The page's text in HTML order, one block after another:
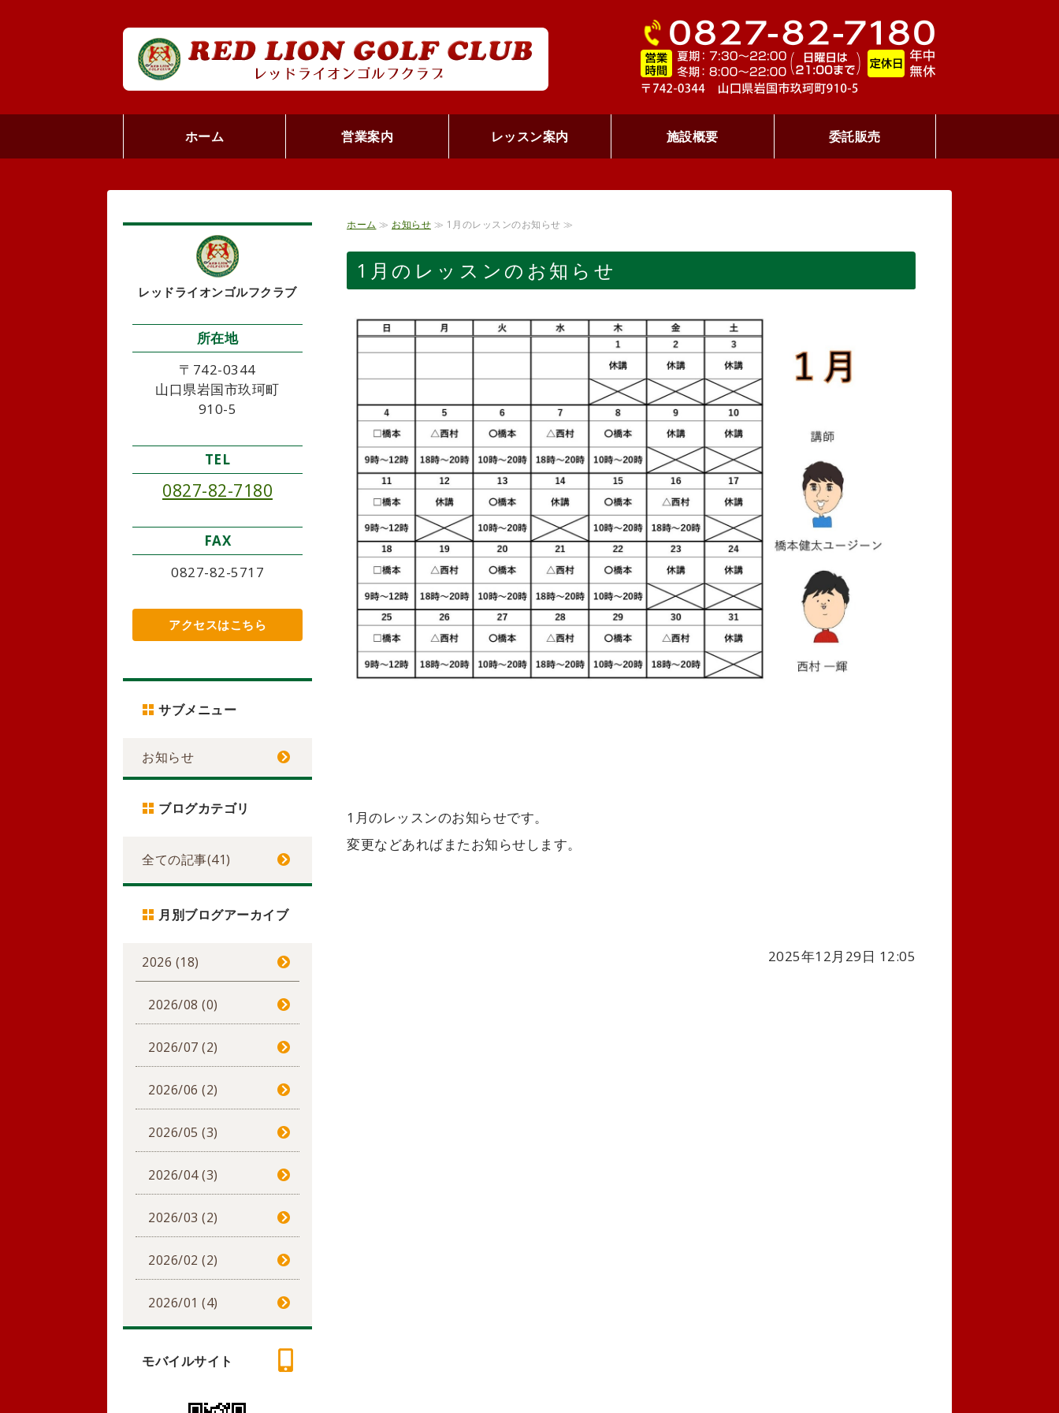
RED LION GOLF CLUB レッドライオンゴル
ホーム 営業案内 レッスン案内 施設概要 委託販売
ホーム ≫ お知らせ ≫ 1月のレッスンのお知らせ ≫
1月のレッスンのお知らせ
1月のレッスンのお知らせです。
変更などあればまたお知らせします。
2025年12月29日 12:05
レッドライオンゴルフクラブ
所在地
〒742-0344
山口県岩国市玖珂町
910-5
TEL
0827-82-7180
FAX
0827-82-5717
アクセスはこちら
サブメニュー
お知らせ
ブログカテゴリ
全ての記事(41)
月別ブログアーカイブ
2026 (18)
2026/08 (0)
2026/07 (2)
2026/06 (2)
2026/05 (3)
2026/04 (3)
2026/03 (2)
2026/02 (2)
2026/01 (4)
モバイルサイト